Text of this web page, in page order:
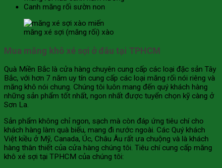
Canh măng rối sườn non
măng xé sợi (măng rối) xào
Mua măng khô xé sợi ở đâu tại TPHCM
Quà Miền Bắc là cửa hàng chuyên cung cấp các loại đặc sản Tây
Bắc, với hơn 7 năm uy tín cung cấp các loại măng rối nói riêng và
măng khô nói chung. Chúng tôi luôn mang đến quý khách hàng
những sản phẩm tốt nhất, ngon nhất được tuyển chọn kỹ càng ở
Sơn La.
Sản phẩm không chỉ ngon, sạch mà còn đáp ứng tiêu chí cho
khách hàng làm quà biếu, mang đi nước ngoài. Các Quý khách
Việt kiều ở Mỹ, Canada, Úc, Châu Âu rất ưa chuộng và là khách
hàng thân thiết của cửa hàng chúng tôi. Tiêu chí cung cấp măng
khô xé sợi tại TPHCM của chúng tôi: